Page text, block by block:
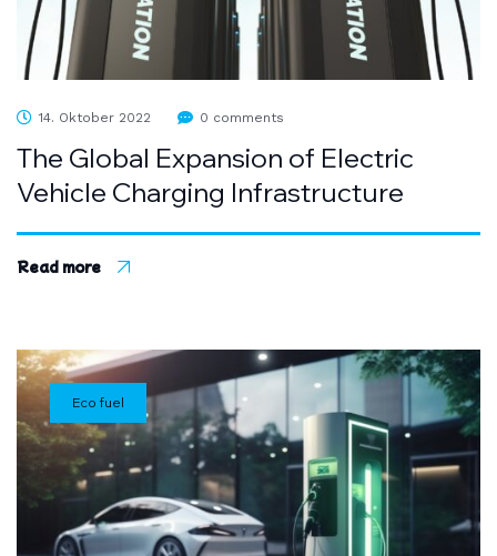
14. Oktober 2022 0 comments
The Global Expansion of Electric
Vehicle Charging Infrastructure
Read more
Eco fuel